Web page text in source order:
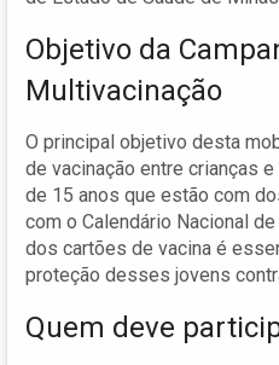
Objetivo da
Multivacinação
O principal objetivo desta
de vacinação entre crianças
de 15 anos que estão com
com o Calendário Nacional
dos cartões de vacina é
proteção desses jovens
Quem deve